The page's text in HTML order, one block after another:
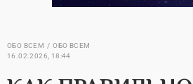
ОБО ВСЕМ
ОБО ВСЕМ
16.02.2026, 18:44